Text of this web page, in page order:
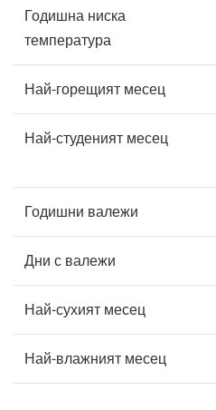
Годишна ниска
температура
Най-горещият месец
Най-студеният месец
Годишни валежи
Дни с валежи
Най-сухият месец
Най-влажният месец